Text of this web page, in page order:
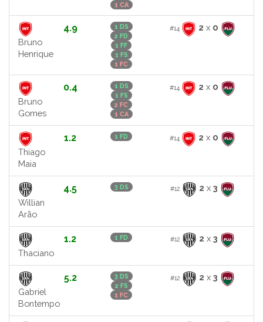
1 CA
Bruno
Henrique
4.9
1 DS
2 FD
1 FF
1 FS
1 FC
#14 2 x 0
Bruno
Gomes
0.4
1 DS
1 FS
2 FC
1 CA
#14 2 x 0
Thiago
Maia
1.2 1 FD #14 2 x 0
Willian
Arão
4.5 3 DS #12 2 x 3
Thaciano
1.2 1 FD #12 2 x 3
Gabriel
Bontempo
5.2
3 DS
2 FS
1 FC
#12 2 x 3